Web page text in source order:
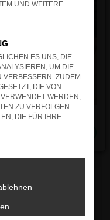
UND WEITERE
ES UNS, DIE
UM DIE
VERBESSERN. ZUDEM
DIE VON
WERDEN,
ZU VERFOLGEN
DIE FÜR IHRE